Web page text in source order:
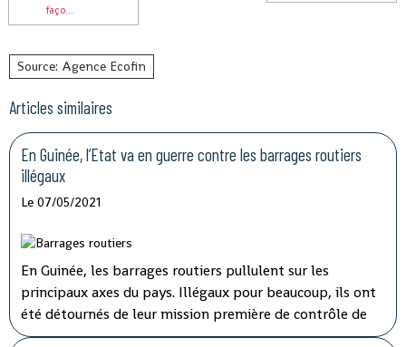
faço...
Source: Agence Ecofin
Articles similaires
En Guinée, l’Etat va en guerre contre les barrages routiers
illégaux
Le 07/05/2021
En Guinée, les barrages routiers pullulent sur les
principaux axes du pays. Illégaux pour beaucoup, ils ont
été détournés de leur mission première de contrôle de
sécurité pour devenir des niches de rançonnement. Le